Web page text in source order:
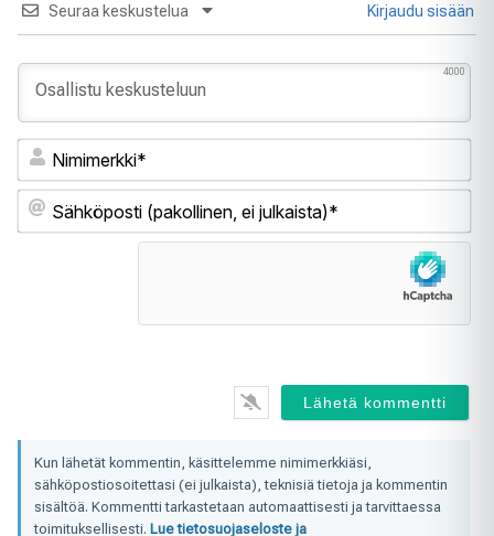
Seuraa keskustelua Kirjaudu sisään
4000
ei
Kun lähetät kommentin, käsittelemme nimimerkkiäsi,
sähköpostiosoitettasi (ei julkaista), teknisiä tietoja ja kommentin
sisältöä. Kommentti tarkastetaan automaattisesti ja tarvittaessa
toimituksellisesti. Lue tietosuojaseloste ja